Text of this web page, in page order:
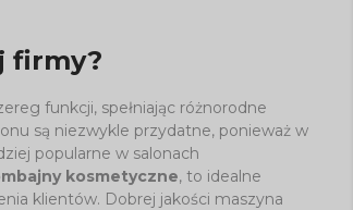
firmy?
funkcji, spełniając różnorodne
są niezwykle przydatne, ponieważ w
popularne w salonach
kosmetyczne, to idealne
klientów. Dobrej jakości maszyna